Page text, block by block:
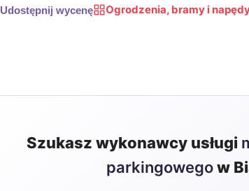
Udostępnij wycenę Ogrodzenia, bramy i
Szukasz wykonawcy usługi
parkingowegow